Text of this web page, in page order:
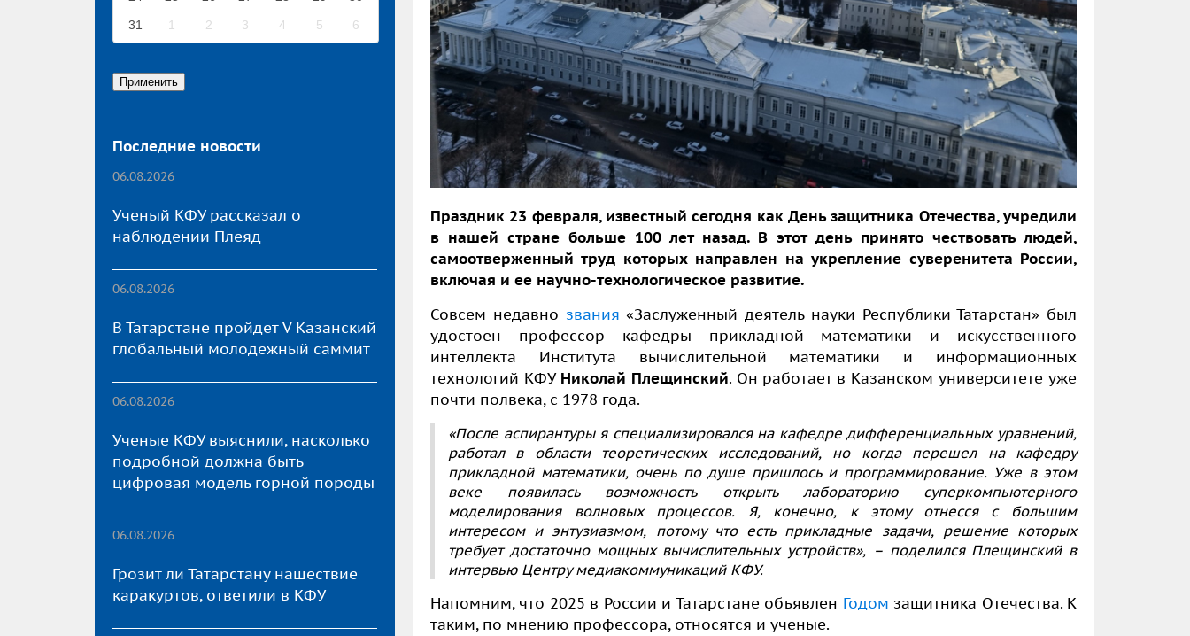
31
1 2 3 4 5 6
Последние новости
06.08.2026
Ученый КФУ рассказал о
наблюдении Плеяд
06.08.2026
В Татарстане пройдет V Казанский
глобальный молодежный саммит
06.08.2026
Ученые КФУ выяснили, насколько
подробной должна быть
цифровая модель горной породы
06.08.2026
Грозит ли Татарстану нашествие
каракуртов, ответили в КФУ
Праздник 23 февраля, известный сегодня как День защитника Отечества, учредили
в нашей стране больше 100 лет назад. В этот день принято чествовать людей,
самоотверженный труд которых направлен на укрепление суверенитета России,
включая и ее научно-технологическое развитие.
Совсем недавно звания «Заслуженный деятель науки Республики Татарстан» был
удостоен профессор кафедры прикладной математики и искусственного
интеллекта Института вычислительной математики и информационных
технологий КФУ Николай Плещинский. Он работает в Казанском университете уже
почти полвека, с 1978 года.
«После аспирантуры я специализировался на кафедре дифференциальных уравнений,
работал в области теоретических исследований, но когда перешел на кафедру
прикладной математики, очень по душе пришлось и программирование. Уже в этом
веке появилась возможность открыть лабораторию суперкомпьютерного
моделирования волновых процессов. Я, конечно, к этому отнесся с большим
интересом и энтузиазмом, потому что есть прикладные задачи, решение которых
требует достаточно мощных вычислительных устройств», – поделился Плещинский в
интервью Центру медиакоммуникаций КФУ.
Напомним, что 2025 в России и Татарстане объявлен Годом защитника Отечества. К
таким, по мнению профессора, относятся и ученые.